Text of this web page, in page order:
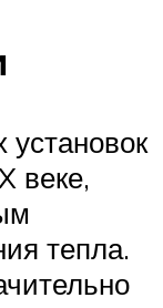
установок
веке,
тепла.